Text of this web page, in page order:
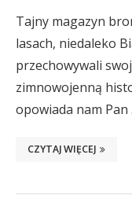
Tajny magazyn
lasach, niedaleko
przechowywali
zimnowojenną
opowiada nam Pan
CZYTAJ WIĘCEJ